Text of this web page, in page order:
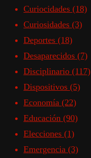
Curiocidades (18)
Curiosidades (3)
Deportes (18)
Desaparecidos (7)
Disciplinario (117)
Dispositivos (5)
Economía (22)
Educación (90)
Elecciones (1)
Emergencia (3)